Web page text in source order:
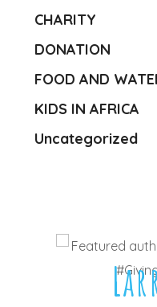
CHARITY
DONATION
FOOD AND
KIDS IN AFRICA
Uncategorized